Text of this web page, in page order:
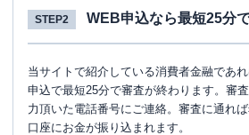
STEP2 WEB申込なら最短25分
当サイトで紹介している消費者金融であ
申込で最短25分で審査が終わります。審
力頂いた電話番号にご連絡。審査に通れ
口座にお金が振り込まれます。